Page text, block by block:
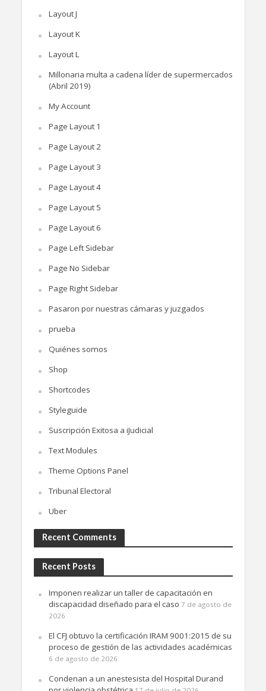
Layout J
Layout K
Layout L
Millonaria multa a cadena líder de supermercados
(Abril 2019)
My Account
Page Layout 1
Page Layout 2
Page Layout 3
Page Layout 4
Page Layout 5
Page Layout 6
Page Left Sidebar
Page No Sidebar
Page Right Sidebar
Pasaron por nuestras cámaras y juzgados
prueba
Quiénes somos
Shop
Shortcodes
Styleguide
Suscripción Exitosa a iJudicial
Text Modules
Theme Options Panel
Tribunal Electoral
Uber
Recent Comments
Recent Posts
Imponen realizar un taller de capacitación en
discapacidad diseñado para el caso 7 de agosto de
2026
El CFJ obtuvo la certificación IRAM 9001:2015 de su
proceso de gestión de las actividades académicas
6 de agosto de 2026
Condenan a un anestesista del Hospital Durand